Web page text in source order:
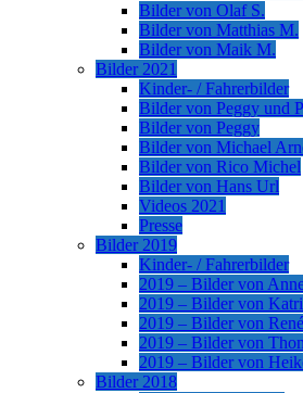
Bilder von Olaf S.
Bilder von Matthias M.
Bilder von Maik M.
Bilder 2021
Kinder- / Fahrerbilder
Bilder von Peggy und
Bilder von Peggy
Bilder von Michael
Bilder von Rico Michel
Bilder von Hans Url
Videos 2021
Presse
Bilder 2019
Kinder- / Fahrerbilder
2019 – Bilder von
2019 – Bilder von
2019 – Bilder von René
2019 – Bilder von
2019 – Bilder von
Bilder 2018